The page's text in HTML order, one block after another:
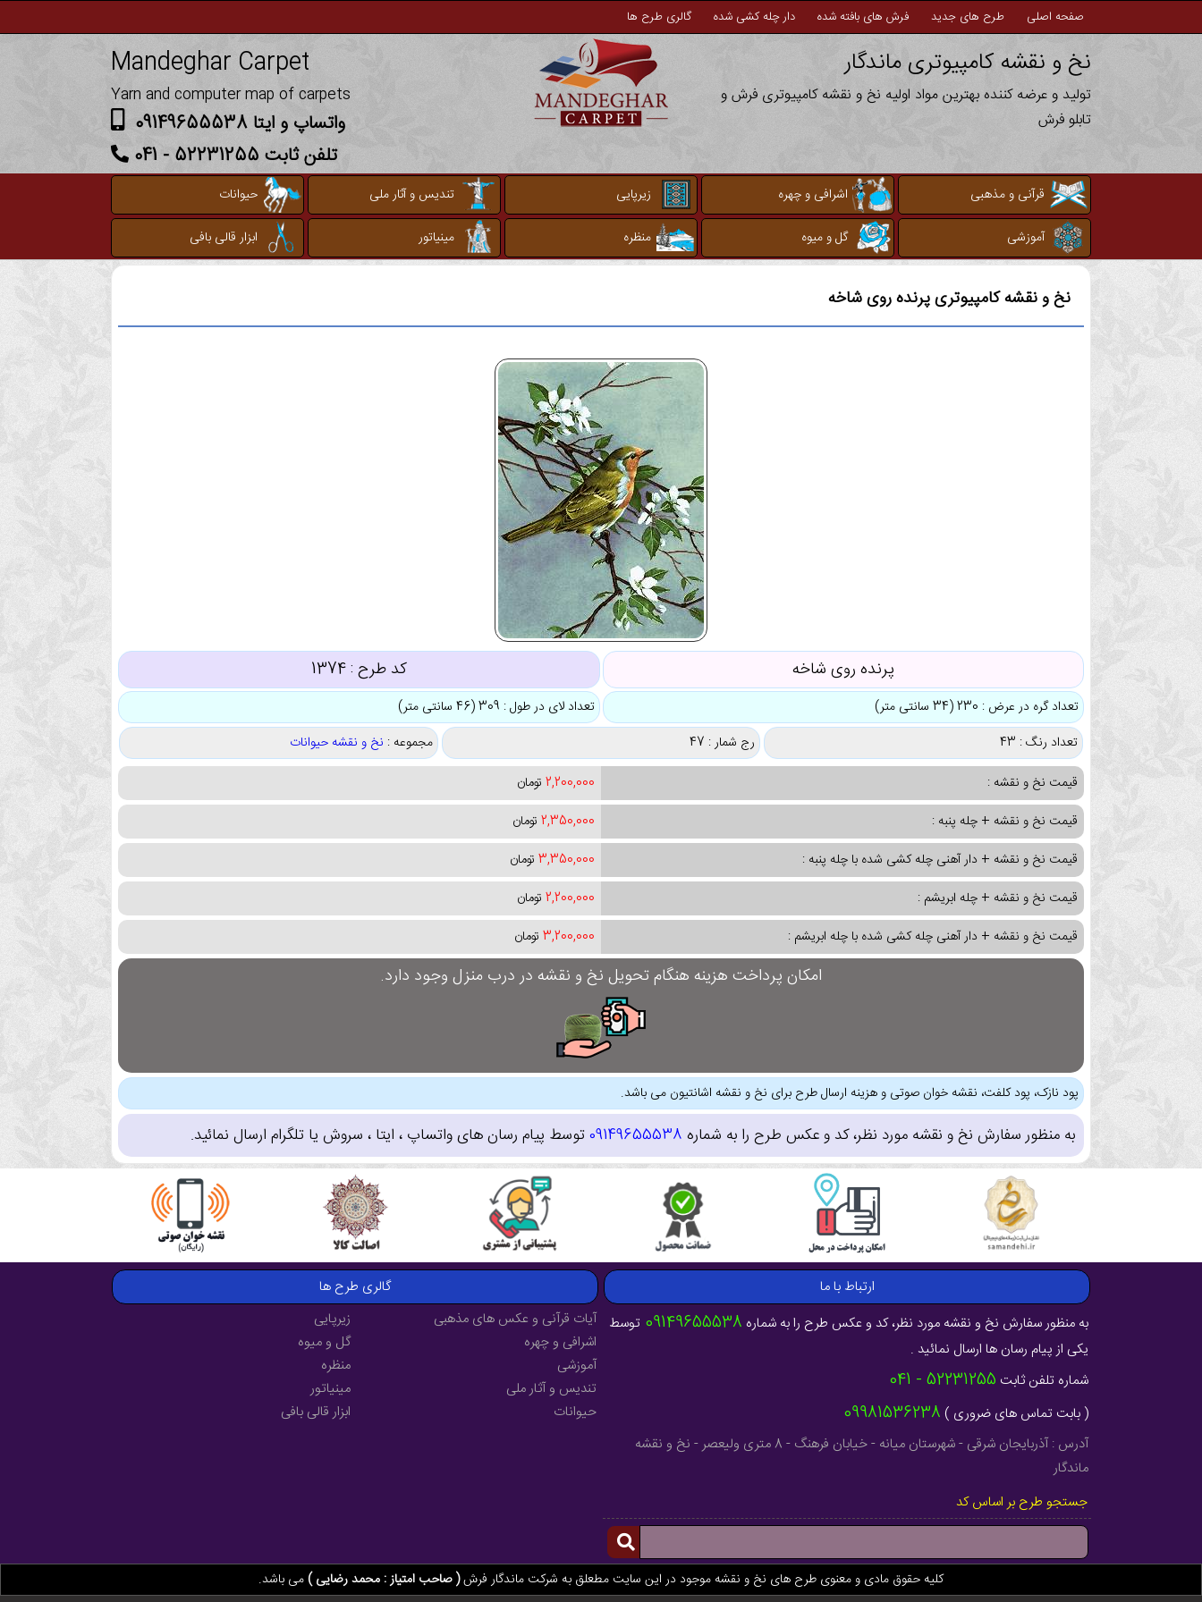
صفحه اصلی طرح های جدید فرش های بافته شده دار چله کشی شده گالری طرح ها
نخ و نقشه کامپیوتری ماندگار
تولید و عرضه کننده بهترین مواد اولیه نخ و نقشه کامپیوتری فرش و
تابلو فرش
Mandeghar Carpet
Yarn and computer map of carpets
واتساپ و ایتا 09149655538
تلفن ثابت 52231255 - 041
قرآنی و مذهبی اشرافی و چهره زیرپایی تندیس و آثار ملی
حیوانات
آموزشی
گل و میوه منظره مینیاتور ابزار قالی بافی
نخ و نقشه کامپیوتریپرنده روی شاخه
پرنده روی شاخه کد طرح :1374
تعداد گره در عرض : 230 (34 سانتی متر)
تعداد لای در طول : 309 (46 سانتی متر)
تعداد رنگ : 43
رج شمار : 47 مجموعه : نخ و نقشه حیوانات
قیمت نخ و نقشه :
2,200,000 تومان
قیمت نخ و نقشه + چله پنبه :
2,350,000 تومان
قیمت نخ و نقشه + دار آهنی چله کشی شده با چله پنبه :
3,350,000 تومان
قیمت نخ و نقشه + چله ابریشم :
2,200,000 تومان
قیمت نخ و نقشه + دار آهنی چله کشی شده با چله ابریشم :
3,200,000 تومان
امکان پرداخت هزینه هنگام تحویل نخ و نقشه در درب منزل وجود دارد.
پود نازک، پود کلفت، نقشه خوان صوتی و هزینه ارسال طرح برای نخ و نقشه اشانتیون می باشد.
به منظور سفارش نخ و نقشه مورد نظر، کد و عکس طرح را به شماره 09149655538توسط پیام رسان های واتساپ ، ایتا ، سروش یا تلگرام ارسال نمائید.
ارتباط با ما
به منظور سفارش نخ و نقشه مورد نظر، کد و عکس طرح را به شماره 09149655538 توسط
یکی از پیام رسان ها ارسال نمائید .
شماره تلفن ثابت 52231255 - 041
( بابت تماس های ضروری ) 09981536238
آدرس : آذربایجان شرقی - شهرستان میانه - خیابان فرهنگ - 8 متری ولیعصر - نخ و نقشه
ماندگار
جستجو طرح بر اساس کد
گالری طرح ها
آیات قرآنی و عکس های مذهبی
اشرافی و چهره
آموزشی
تندیس و آثار ملی
حیوانات
زیرپایی
گل و میوه
منظره
مینیاتور
ابزار قالی بافی
کلیه حقوق مادی و معنوی طرح های نخ و نقشه موجود در این سایت مطعلق به شرکت ماندگار فرش( صاحب امتیاز : محمد رضایی ) می باشد.